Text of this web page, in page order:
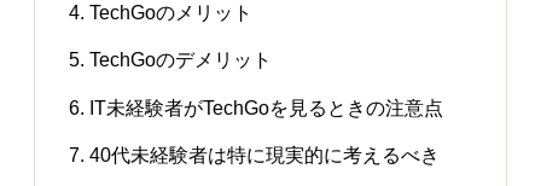
TechGoのメリット
TechGoのデメリット
IT未経験者がTechGoを見るときの注意点
40代未経験者は特に現実的に考えるべき